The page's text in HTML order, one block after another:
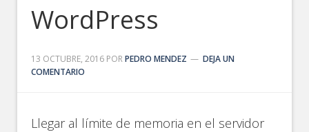
WordPress
13 OCTUBRE, 2016 PORPEDRO MENDEZ
DEJA UN
COMENTARIO
Llegar al límite de memoria en el servidor